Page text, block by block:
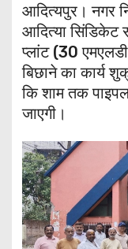
आदित्यपुर। नगर
आदित्या सिंडिकेट
प्लांट (30
बिछाने का कार्य
कि शाम तक
जाएगी।